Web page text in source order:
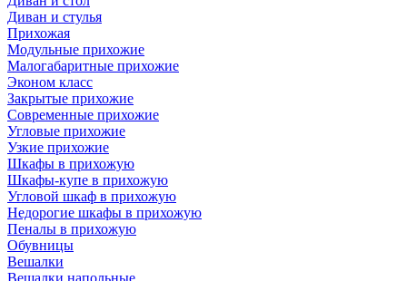
Диван и стулья
Прихожая
Модульные прихожие
Малогабаритные прихожие
Эконом класс
Закрытые прихожие
Современные прихожие
Угловые прихожие
Узкие прихожие
Шкафы в прихожую
Шкафы-купе в прихожую
Угловой шкаф в прихожую
Недорогие шкафы в прихожую
Пеналы в прихожую
Обувницы
Вешалки
Вешалки напольные